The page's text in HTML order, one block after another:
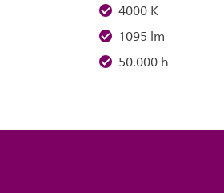
4000 K
1095 lm
50.000 h